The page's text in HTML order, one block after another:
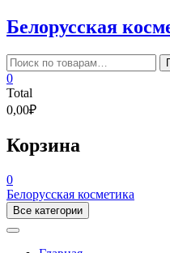
Skip
to
content
Белорусская
Искать:
0
Total
0,00₽
Корзина
0
Белорусская косметика
Все категории